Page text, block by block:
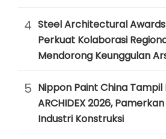
4 Steel Architectural Awards
Perkuat Kolaborasi
Mendorong Keunggulan
5 Nippon Paint China Tampil
ARCHIDEX 2026,
Industri Konstruksi